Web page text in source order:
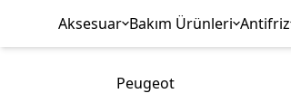
Aksesuar Bakım Ürünleri Antifriz
Peugeot